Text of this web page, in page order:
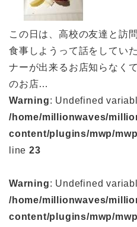
この日は、高校の友達と訪
食事しようって話をしてい
ナーが出来るお店知らなく
のお店…
Warning: Undefined
/home/millionwaves/
content/plugins/mwp/
line 23
Warning: Undefined
/home/millionwaves/
content/plugins/mwp/